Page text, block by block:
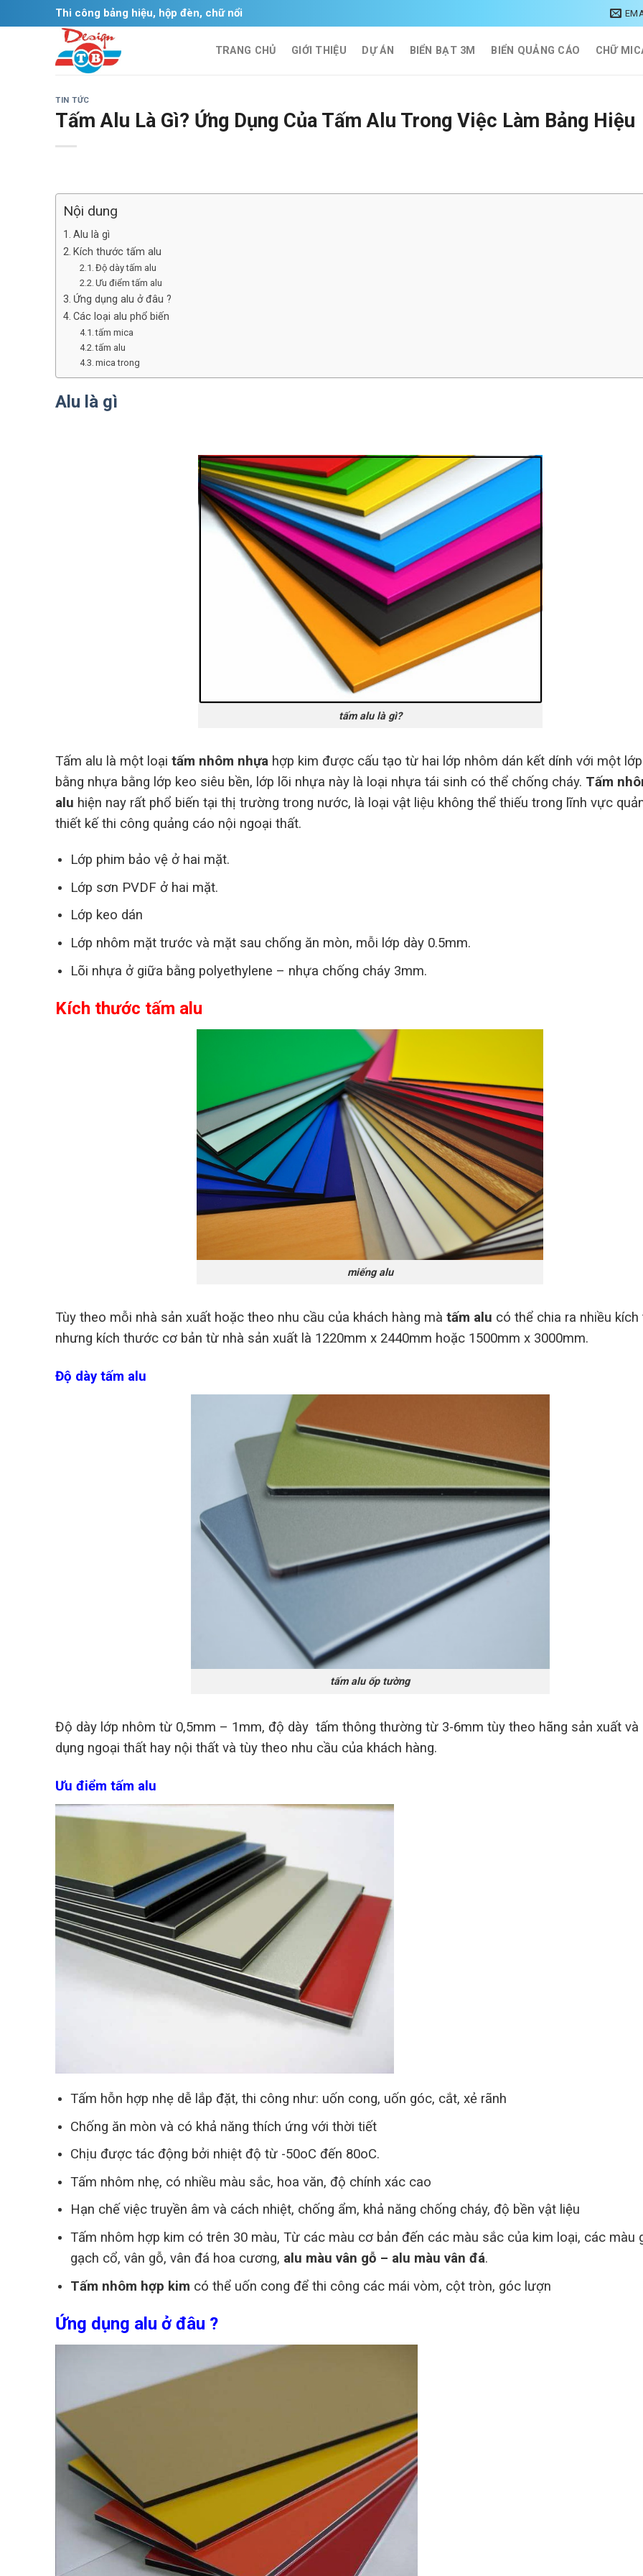
to
Thi công bảng hiệu, hộp đèn, chữ nổi
TRANG CHỦ GIỚI THIỆU DỰ ÁN BIỂN BẠT 3M BIỂN QUẢNG CÁO CHỮ
TIN TỨC
Tấm Alu Là Gì? Ứng Dụng Của Tấm Alu Trong Việc Làm Bảng Hiệu
Nội dung
Alu là gì
Kích thước tấm alu
Độ dày tấm alu
Ưu điểm tấm alu
Ứng dụng alu ở đâu ?
Các loại alu phổ biến
tấm mica
tấm alu
mica trong
Alu là gì
tấm alu là gì?
Tấm alu là một loại tấm nhôm nhựa hợp kim được cấu tạo từ hai lớp nhôm dán kết dính với một
bằng nhựa bằng lớp keo siêu bền, lớp lõi nhựa này là loại nhựa tái sinh có thể chống cháy. Tấm
alu hiện nay rất phổ biến tại thị trường trong nước, là loại vật liệu không thể thiếu trong lĩnh vực
thiết kế thi công quảng cáo nội ngoại thất.
Lớp phim bảo vệ ở hai mặt.
Lớp sơn PVDF ở hai mặt.
Lớp keo dán
Lớp nhôm mặt trước và mặt sau chống ăn mòn, mỗi lớp dày 0.5mm.
Lõi nhựa ở giữa bằng polyethylene – nhựa chống cháy 3mm.
Kích thước tấm alu
miếng alu
Tùy theo mỗi nhà sản xuất hoặc theo nhu cầu của khách hàng mà tấm alu có thể chia ra nhiều
nhưng kích thước cơ bản từ nhà sản xuất là 1220mm x 2440mm hoặc 1500mm x 3000mm.
Độ dày tấm alu
tấm alu ốp tường
Độ dày lớp nhôm từ 0,5mm – 1mm, độ dày tấm thông thường từ 3-6mm tùy theo hãng sản xuất và
dụng ngoại thất hay nội thất và tùy theo nhu cầu của khách hàng.
Ưu điểm tấm alu
Tấm hỗn hợp nhẹ dễ lắp đặt, thi công như: uốn cong, uốn góc, cắt, xẻ rãnh
Chống ăn mòn và có khả năng thích ứng với thời tiết
Chịu được tác động bởi nhiệt độ từ -50oC đến 80oC.
Tấm nhôm nhẹ, có nhiều màu sắc, hoa văn, độ chính xác cao
Hạn chế việc truyền âm và cách nhiệt, chống ẩm, khả năng chống cháy, độ bền vật liệu
Tấm nhôm hợp kim có trên 30 màu, Từ các màu cơ bản đến các màu sắc của kim loại, các màu
gạch cổ, vân gỗ, vân đá hoa cương, alu màu vân gỗ – alu màu vân đá.
Tấm nhôm hợp kim có thể uốn cong để thi công các mái vòm, cột tròn, góc lượn
Ứng dụng alu ở đâu ?